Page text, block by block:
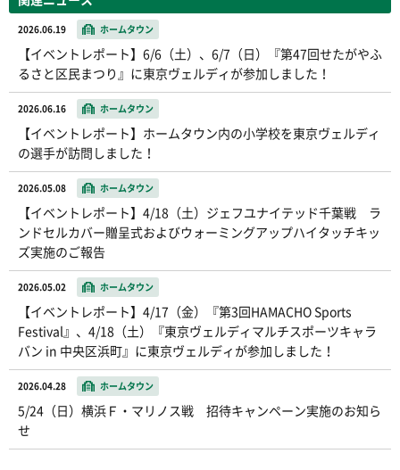
2026.06.19 ホームタウン
【イベントレポート】6/6（土）、6/7（日）『第47回せたがやふ
るさと区民まつり』に東京ヴェルディが参加しました！
2026.06.16 ホームタウン
【イベントレポート】ホームタウン内の小学校を東京ヴェルディ
の選手が訪問しました！
2026.05.08 ホームタウン
【イベントレポート】4/18（土）ジェフユナイテッド千葉戦 ラ
ンドセルカバー贈呈式およびウォーミングアップハイタッチキッ
ズ実施のご報告
2026.05.02 ホームタウン
【イベントレポート】4/17（金）『第3回HAMACHO Sports
Festival』、4/18（土）『東京ヴェルディマルチスポーツキャラ
バン in 中央区浜町』に東京ヴェルディが参加しました！
2026.04.28 ホームタウン
5/24（日）横浜Ｆ・マリノス戦 招待キャンペーン実施のお知ら
せ